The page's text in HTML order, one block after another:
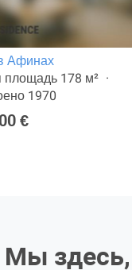
Афинах
178 м²
1970
€
Мы